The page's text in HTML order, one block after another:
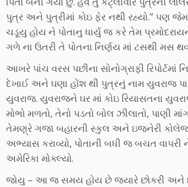
પુત્ર અને પુત્રીમાં કોઇ ફેર નથી રહ્યો.” પણ
ચડૂયુ હોય ને પોતાનુ ધાર્યુ જ કરે તેમ
ગળે ના ઉતરી તે પોતના નિર્ણય માં ટસથી મસ
આખરે પાંચ વરસ પછીના સોનોગ્રાફી રિપોર્ટમાં
દેખાઈ અને ઘણા હોંશ થી પુત્રનું નામ યુવરાજ
યુવરાજ. યુવરાજને ઘર માં કોઇ રિયાસતના
મોભો મળતો, તેનો પડતો બોલ ઝીલાતો, પાણી
તેમણ્રે ગજા બહારની સ્કુલ અને ઇજનેરી
અભ્યાસ કરાવ્યો, પોતાની બધી જ બચત વાપરી
અમેરિકા મોક્લ્યો.
જોયુ – આ જ સમય હોય છે જ્યારે છોકરી અને